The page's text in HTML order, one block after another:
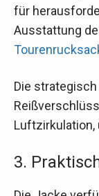
für
Ausstattung
Die
Luftzirkulation,
3.